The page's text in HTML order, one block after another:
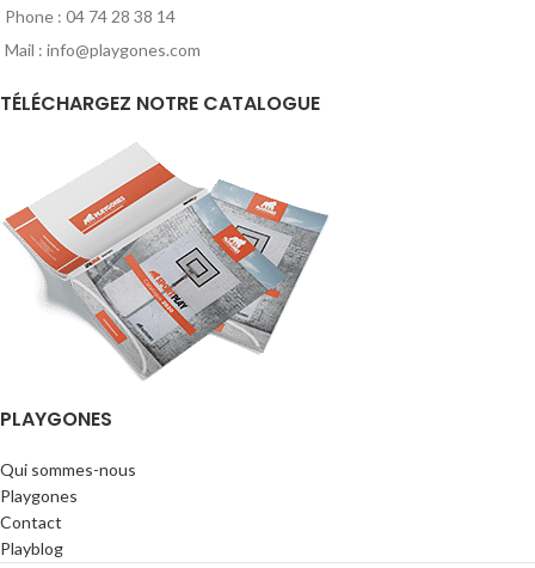
Phone : 04 74 28 38 14
Mail : info@playgones.com
TÉLÉCHARGEZ NOTRE CATALOGUE
PLAYGONES
Qui sommes-nous
Playgones
Contact
Playblog